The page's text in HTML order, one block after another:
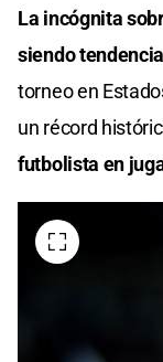
La incógnita
siendo tendencia
torneo en
un récord
futbolista en